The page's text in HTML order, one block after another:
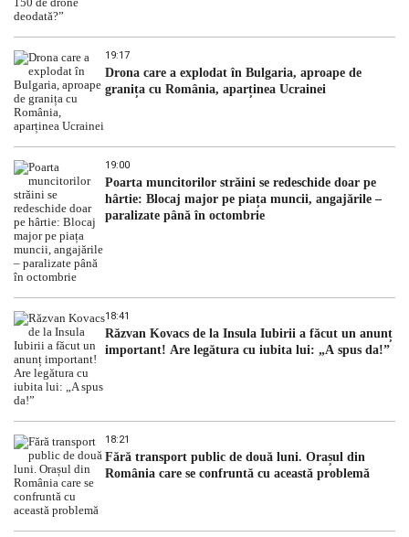
19:17
Drona care a explodat în Bulgaria, aproape de
granița cu România, aparținea Ucrainei
19:00
Poarta muncitorilor străini se redeschide doar pe
hârtie: Blocaj major pe piața muncii, angajările –
paralizate până în octombrie
18:41
Răzvan Kovacs de la Insula Iubirii a făcut un anunț
important! Are legătura cu iubita lui: „A spus da!”
18:21
Fără transport public de două luni. Orașul din
România care se confruntă cu această problemă